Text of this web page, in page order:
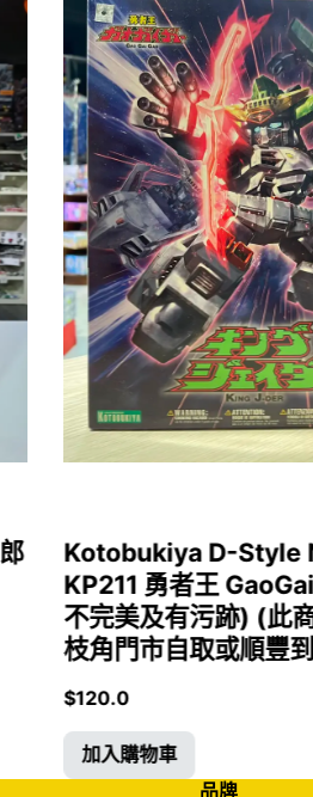
Kotobukiya D-Style
KP211 勇者王
不完美及有污跡) (此
枝角門市自取或順豐
$120.0
加入購物車
品牌